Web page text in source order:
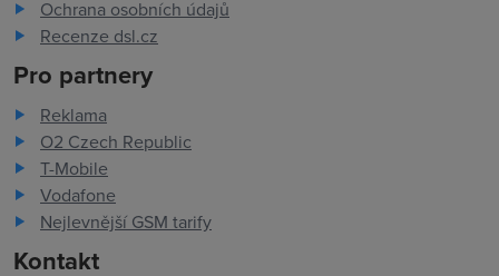
Ochrana osobních údajů
Recenze dsl.cz
Pro partnery
Reklama
O2 Czech Republic
T-Mobile
Vodafone
Nejlevnější GSM tarify
Kontakt